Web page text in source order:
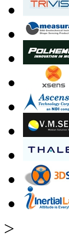
>